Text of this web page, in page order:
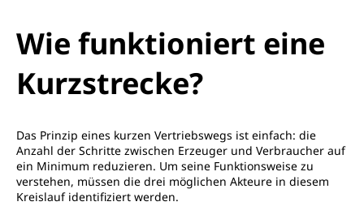
Wie funktioniert eine
Kurzstrecke?
Das Prinzip eines kurzen Vertriebswegs ist einfach: die
Anzahl der Schritte zwischen Erzeuger und Verbraucher auf
ein Minimum reduzieren. Um seine Funktionsweise zu
verstehen, müssen die drei möglichen Akteure in diesem
Kreislauf identifiziert werden.